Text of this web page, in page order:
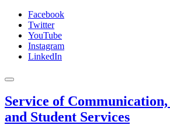
Facebook
Twitter
YouTube
Instagram
LinkedIn
Service of
and Student Services